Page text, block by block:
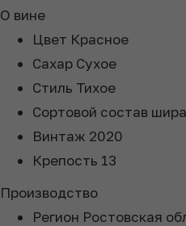
О вине
Цвет Красное
Сахар Сухое
Стиль Тихое
Сортовой состав
Винтаж 2020
Крепость 13
Производство
Регион Ростовская